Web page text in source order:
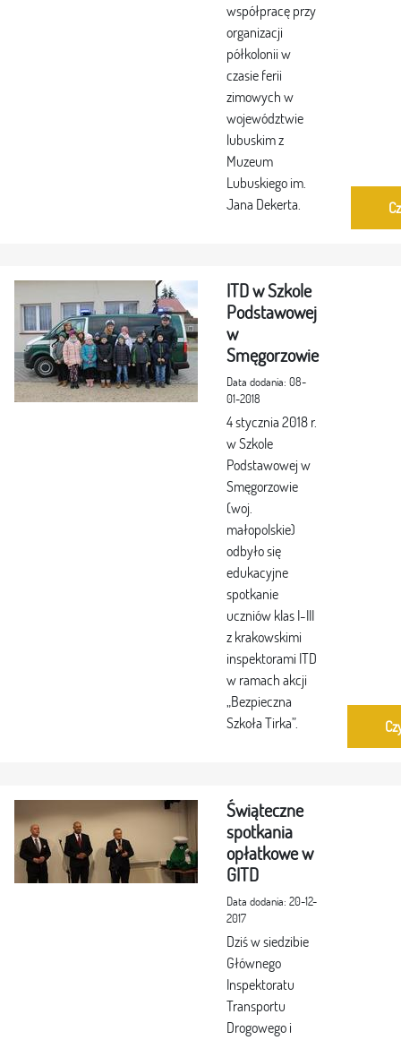
współpracę przy
organizacji
półkolonii w
czasie ferii
zimowych w
województwie
lubuskim z
Muzeum
Lubuskiego im.
Jana Dekerta.
ITD w Szkole
Podstawowej
w
Smęgorzowie
Data dodania: 08-
01-2018
4 stycznia 2018 r.
w Szkole
Podstawowej w
Smęgorzowie
(woj.
małopolskie)
odbyło się
edukacyjne
spotkanie
uczniów klas I-III
z krakowskimi
inspektorami ITD
w ramach akcji
„Bezpieczna
Szkoła Tirka”.
Świąteczne
spotkania
opłatkowe w
GITD
Data dodania: 20-12-
2017
Dziś w siedzibie
Głównego
Inspektoratu
Transportu
Drogowego i